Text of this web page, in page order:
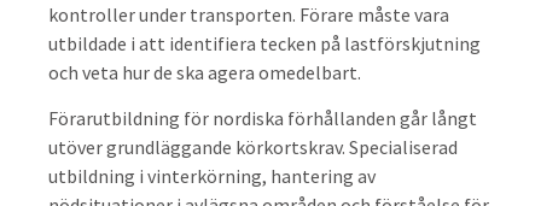
kontroller under transporten. Förare måste vara
utbildade i att identifiera tecken på lastförskjutning
och veta hur de ska agera omedelbart.
Förarutbildning för nordiska förhållanden går långt
utöver grundläggande körkortskrav. Specialiserad
utbildning i vinterkörning, hantering av